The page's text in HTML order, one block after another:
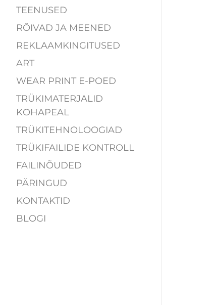
TEENUSED
RÕIVAD JA MEENED
REKLAAMKINGITUSED
ART
WEAR PRINT E-POED
TRÜKIMATERJALID
KOHAPEAL
TRÜKITEHNOLOOGIAD
TRÜKIFAILIDE KONTROLL
FAILINÕUDED
PÄRINGUD
KONTAKTID
BLOGI